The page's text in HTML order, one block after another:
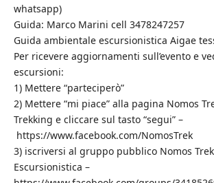
whatsapp)
Guida: Marco Marini cell 3478247257
Guida ambientale escursionistica Aigae
Per ricevere aggiornamenti sull’evento e
escursioni:
1) Mettere “parteciperò”
2) Mettere “mi piace” alla pagina Nomos
Trekking e cliccare sul tasto “segui” –
https://www.facebook.com/NomosTrek
3) iscriversi al gruppo pubblico Nomos
Escursionistica –